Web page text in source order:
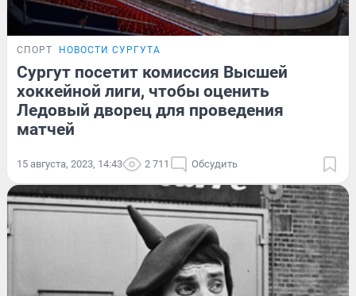
СПОРТ НОВОСТИ СУРГУТА
Сургут посетит комиссия Высшей
хоккейной лиги, чтобы оценить
Ледовый дворец для проведения
матчей
15 августа, 2023, 14:43 2 711 Обсудить